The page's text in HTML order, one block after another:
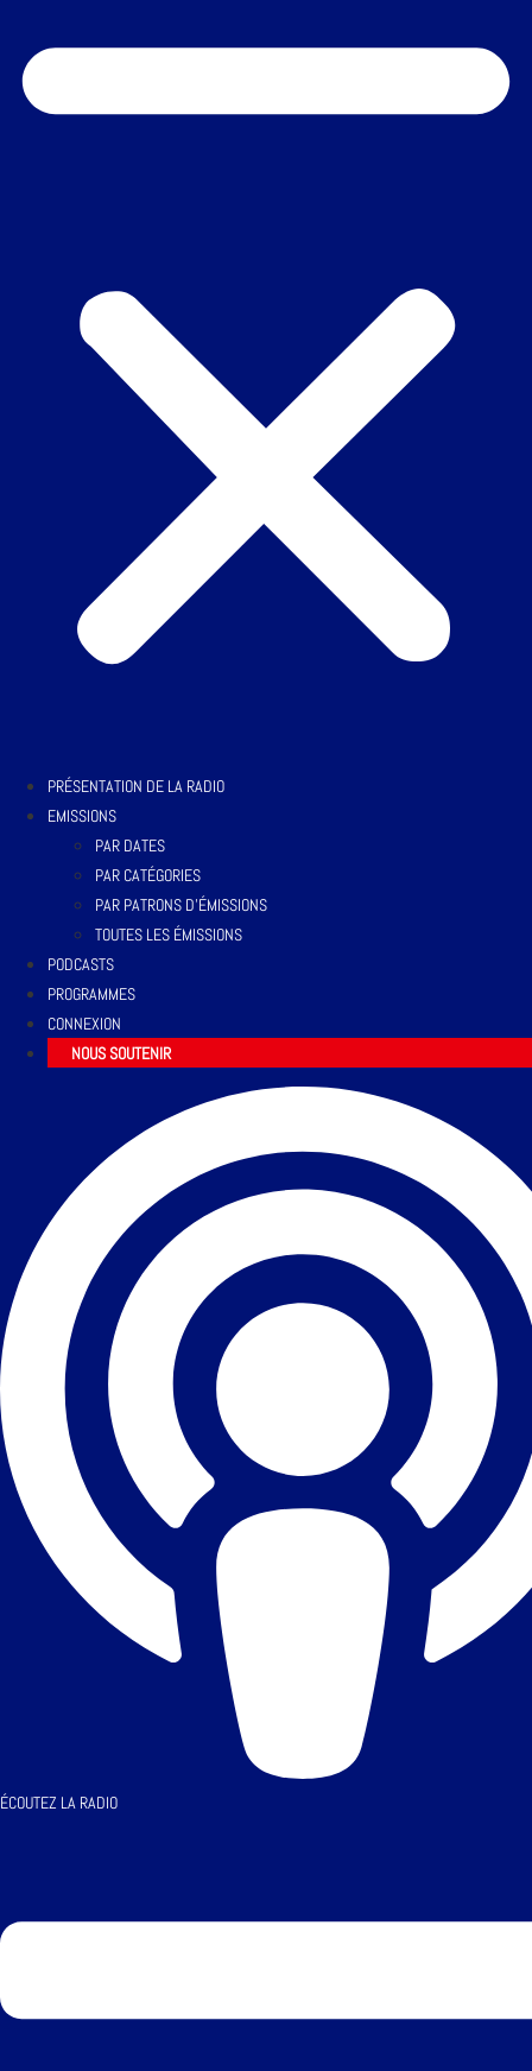
PRÉSENTATION DE LA RADIO
EMISSIONS
PAR DATES
PAR CATÉGORIES
PAR PATRONS D’ÉMISSIONS
TOUTES LES ÉMISSIONS
PODCASTS
PROGRAMMES
CONNEXION
NOUS SOUTENIR
ÉCOUTEZ LA RADIO